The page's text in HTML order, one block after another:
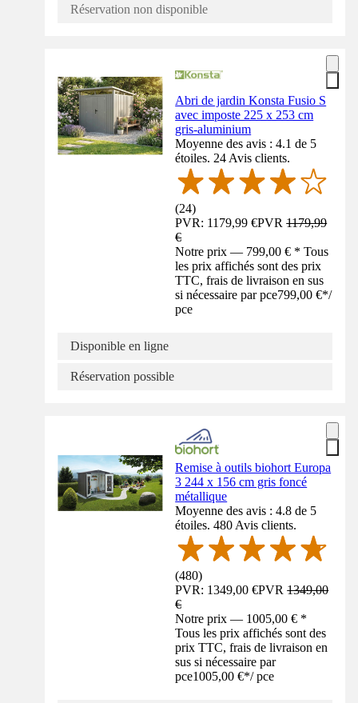
Réservation non disponible
Abri de jardin Konsta Fusio S
avec imposte 225 x 253 cm
gris-aluminium
Moyenne des avis : 4.1 de 5
étoiles. 24 Avis clients.
(24)
PVR: 1179,99 €PVR1179,99
€
Notre prix — 799,00 € * Tous
les prix affichés sont des prix
TTC, frais de livraison en sus
si nécessaire par pce799,00 €*/
pce
Disponible en ligne
Réservation possible
Remise à outils biohort Europa
3 244 x 156 cm gris foncé
métallique
Moyenne des avis : 4.8 de 5
étoiles. 480 Avis clients.
(480)
PVR: 1349,00 €PVR1349,00
€
Notre prix — 1005,00 € *
Tous les prix affichés sont des
prix TTC, frais de livraison en
sus si nécessaire par
pce1005,00 €*/ pce